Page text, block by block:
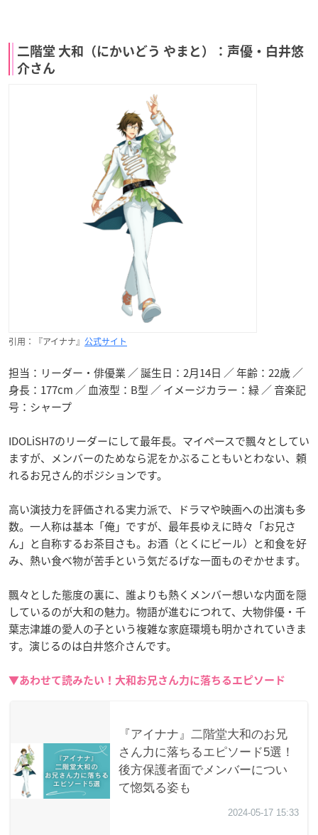
二階堂 大和（にかいどう やまと）：声優・白井悠
介さん
引用：『アイナナ』 公式サイト
担当：リーダー・俳優業 ／ 誕生日：2月14日 ／ 年齢：22歳 ／
身長：177cm ／ 血液型：B型 ／ イメージカラー：緑 ／ 音楽記
号：シャープ
IDOLiSH7のリーダーにして最年長。マイペースで飄々としてい
ますが、メンバーのためなら泥をかぶることもいとわない、頼
れるお兄さん的ポジションです。
高い演技力を評価される実力派で、ドラマや映画への出演も多
数。一人称は基本「俺」ですが、最年長ゆえに時々「お兄さ
ん」と自称するお茶目さも。お酒（とくにビール）と和食を好
み、熱い食べ物が苦手という気だるげな一面ものぞかせます。
飄々とした態度の裏に、誰よりも熱くメンバー想いな内面を隠
しているのが大和の魅力。物語が進むにつれて、大物俳優・千
葉志津雄の愛人の子という複雑な家庭環境も明かされていきま
す。演じるのは白井悠介さんです。
▼あわせて読みたい！大和お兄さん力に落ちるエピソード